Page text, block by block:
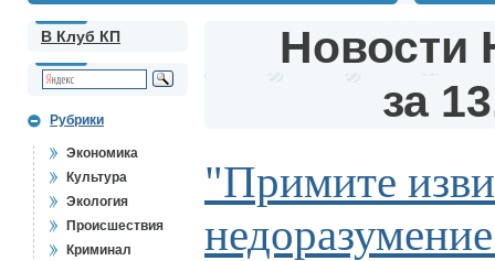
В Клуб КП
Рубрики
Экономика
Культура
Экология
Происшествия
Криминал
Новости
за
"Примите